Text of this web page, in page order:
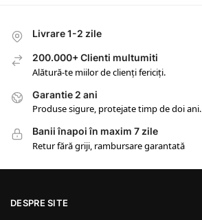
Livrare 1-2 zile
200.000+ Clienti multumiti
Alătură-te miilor de clienți fericiți.
Garantie 2 ani
Produse sigure, protejate timp de doi ani.
Banii înapoi în maxim 7 zile
Retur fără griji, rambursare garantată
DESPRE SITE